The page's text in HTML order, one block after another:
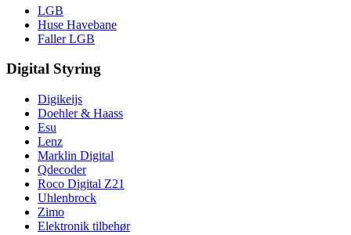
LGB
Huse Havebane
Faller LGB
Digital Styring
Digikeijs
Doehler & Haass
Esu
Lenz
Marklin Digital
Qdecoder
Roco Digital Z21
Uhlenbrock
Zimo
Elektronik tilbehør